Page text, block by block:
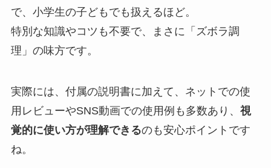
で、小学生の子どもでも扱えるほど。
特別な知識やコツも不要で、まさに「ズボラ調
理」の味方です。
実際には、付属の説明書に加えて、ネットでの使
用レビューやSNS動画での使用例も多数あり、 視
覚的に使い方が理解できるのも安心ポイントです
ね。